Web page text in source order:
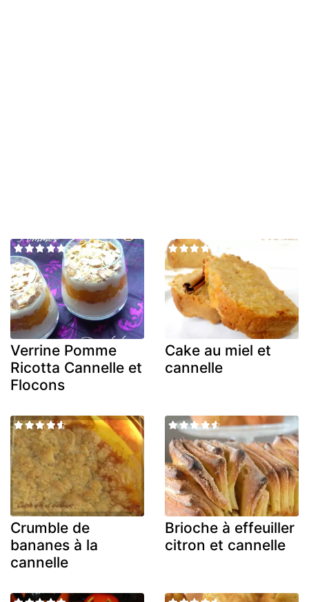
Verrine Pomme
Ricotta Cannelle et
Flocons
Cake au miel et
cannelle
Crumble de
bananes à la
cannelle
Brioche à effeuiller
citron et cannelle